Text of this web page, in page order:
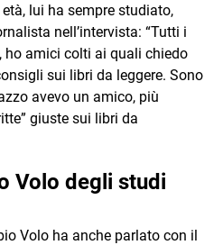
lui ha sempre studiato,
nell’intervista: “Tutti i
, ho amici colti ai quali chiedo
sui libri da leggere. Sono
avevo un amico, più
giuste sui libri da
Volo degli studi
Volo ha anche parlato con il